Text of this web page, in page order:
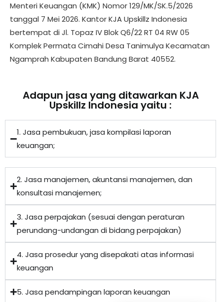
Menteri Keuangan (KMK) Nomor 129/MK/SK.5/2026
tanggal 7 Mei 2026. Kantor KJA Upskillz Indonesia
bertempat di Jl. Topaz IV Blok Q6/22 RT 04 RW 05
Komplek Permata Cimahi Desa Tanimulya Kecamatan
Ngamprah Kabupaten Bandung Barat 40552.
Adapun jasa yang ditawarkan KJA
Upskillz Indonesia yaitu :
1. Jasa pembukuan, jasa kompilasi laporan
keuangan;
2. Jasa manajemen, akuntansi manajemen, dan
konsultasi manajemen;
3. Jasa perpajakan (sesuai dengan peraturan
perundang-undangan di bidang perpajakan)
4. Jasa prosedur yang disepakati atas informasi
keuangan
5. Jasa pendampingan laporan keuangan